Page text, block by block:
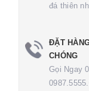
đá thiên
ĐẶT
CHÓNG
Gọi Ngay